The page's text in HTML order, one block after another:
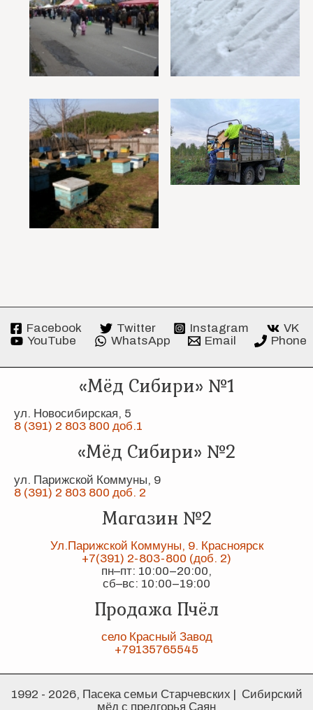
Facebook Twitter Instagram
VK
YouTube
WhatsApp Email Phone
«Мёд Сибири» №1
ул. Новосибирская, 5
8 (391) 2 803 800 доб.1
«Мёд Сибири» №2
ул. Парижской Коммуны, 9
8 (391) 2 803 800 доб. 2
Магазин №2
Ул.Парижской Коммуны, 9. Красноярск
+7(391) 2-803-800 (доб. 2)
пн–пт: 10:00–20:00,
сб–вс: 10:00–19:00
Продажа Пчёл
село Красный Завод
+79135765545
1992 - 2026, Пасека семьи Старчевских | Сибирский
мёд с предгорья Саян